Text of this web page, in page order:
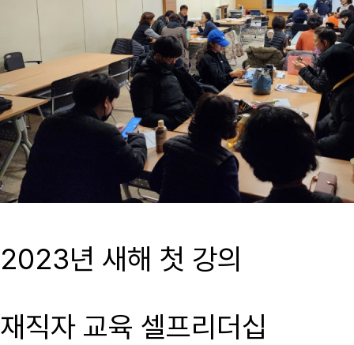
2023년 새해 첫 강의
재직자 교육 셀프리더십